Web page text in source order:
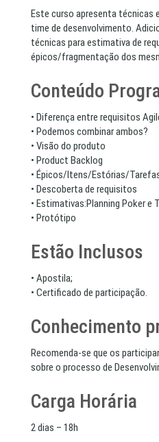
Este curso apresenta técnicas
time de desenvolvimento.
técnicas para estimativa de
épicos/fragmentação dos
Conteúdo
• Diferença entre requisitos
• Podemos combinar ambos?
• Visão do produto
• Product Backlog
• Épicos/Itens/Estórias/
• Descoberta de requisitos
• Estimativas:Planning Poker e
• Protótipo
Estão Inclusos
• Apostila;
• Certificado de participação.
Conhecimento
Recomenda-se que os
sobre o processo de
Carga Horária
2 dias – 18h